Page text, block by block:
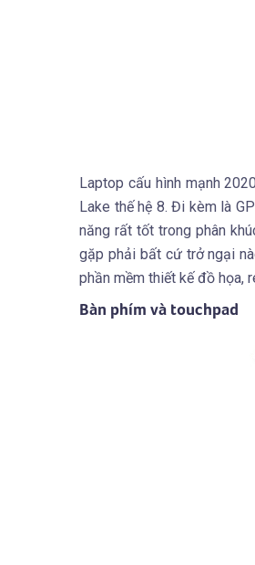
Laptop cấu hình mạnh
Lake thế hệ 8. Đi kèm là
năng rất tốt trong phân
gặp phải bất cứ trở ngại
phần mềm thiết kế đồ họa,
Bàn phím và touchpad